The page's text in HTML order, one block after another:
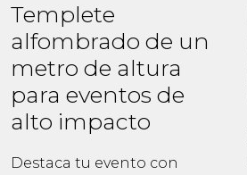
Templete
alfombrado de un
metro de altura
para eventos de
alto impacto
Destaca tu evento con